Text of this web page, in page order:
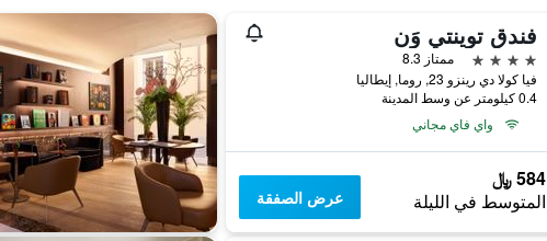
فندق توينتي وَن
4 نجوم
ممتاز 8.3
فيا كولا دي رينزو 23, روما, إيطاليا
0.4 كيلومتر عن وسط المدينة
واي فاي مجاني
584 ﷼
المتوسط في الليلة عرض الصفقة